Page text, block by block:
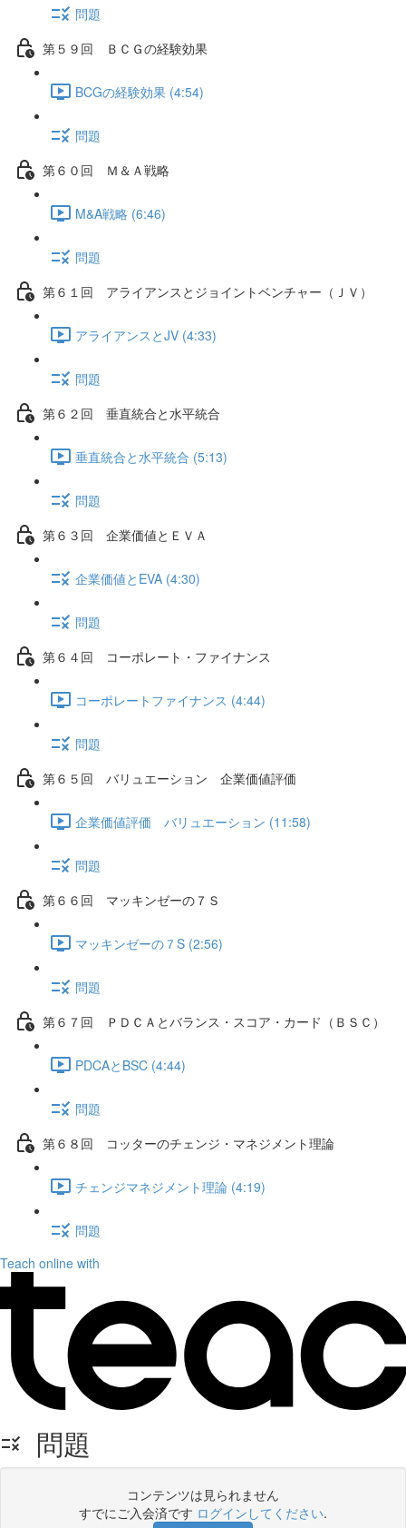
問題
第５９回 ＢＣＧの経験効果
BCGの経験効果 (4:54)
問題
第６０回 Ｍ＆Ａ戦略
M&A戦略 (6:46)
問題
第６１回 アライアンスとジョイントベンチャー（ＪＶ）
アライアンスとJV (4:33)
問題
第６２回 垂直統合と水平統合
垂直統合と水平統合 (5:13)
問題
第６３回 企業価値とＥＶＡ
企業価値とEVA (4:30)
問題
第６４回 コーポレート・ファイナンス
コーポレートファイナンス (4:44)
問題
第６５回 バリュエーション 企業価値評価
企業価値評価 バリュエーション (11:58)
問題
第６６回 マッキンゼーの７Ｓ
マッキンゼーの７S (2:56)
問題
第６７回 ＰＤＣＡとバランス・スコア・カード（ＢＳＣ）
PDCAとBSC (4:44)
問題
第６８回 コッターのチェンジ・マネジメント理論
チェンジマネジメント理論 (4:19)
問題
Teach online with
問題
コンテンツは見られません
すでにご入会済です ログインしてください.